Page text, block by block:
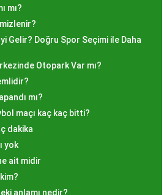
fiyat seçeneklerini
uygun bir hayır lokması
İstanbul
Nelere Dikkat
deneyimini daha özel
Tercih Edin:
pastanelerde hayır
mı?
Gelir? Doğru Spor Seçimi ile Daha
Otopark Var mı?
mı?
maçı kaç kaç bitti?
dakika
yok
ait midir
anlamı nedir?